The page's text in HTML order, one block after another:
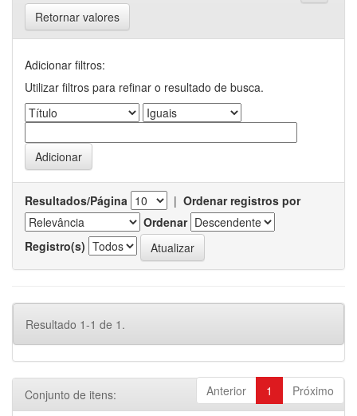
Retornar valores
Adicionar filtros:
Utilizar filtros para refinar o resultado de busca.
Resultados/Página | Ordenar registros por
Ordenar
Registro(s)
Resultado 1-1 de 1.
Anterior 1 Próximo
Conjunto de itens: